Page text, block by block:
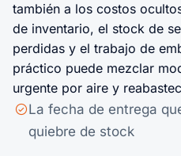
también a los costos
de inventario, el stock de
perdidas y el trabajo de
práctico puede mezclar
urgente por aire y
La fecha de entrega
quiebre de stock